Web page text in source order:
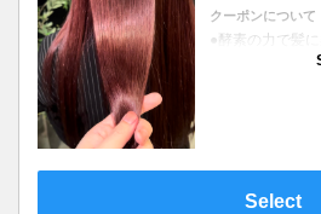
クーポンについて
●酵素の力で髪
トメント●ＳＢ
Select